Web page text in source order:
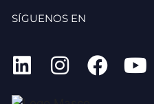
SÍGUENOS EN